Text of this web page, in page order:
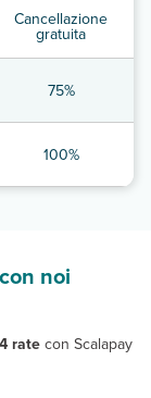
Cancellazione
gratuita
75%
100%
noi
rate con Scalapay